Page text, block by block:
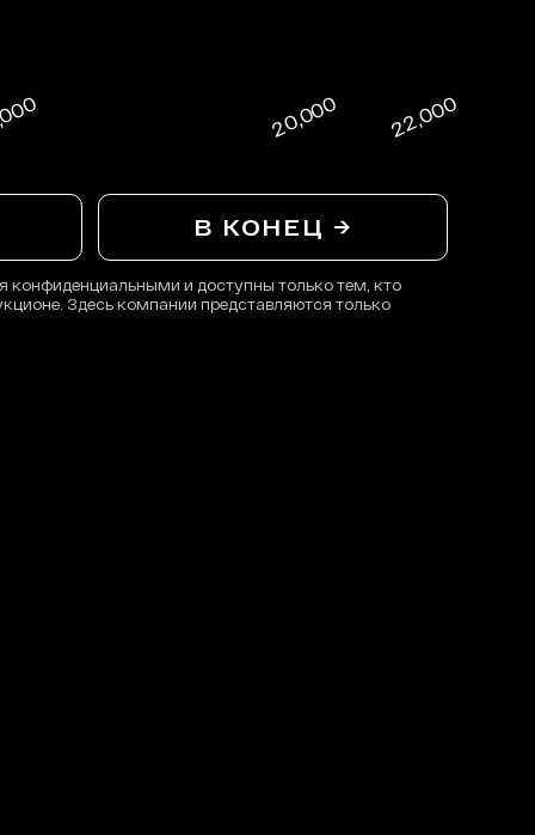
В КОНЕЦ →
конфиденциальными и доступны только тем, кто
Здесь компании представляются только